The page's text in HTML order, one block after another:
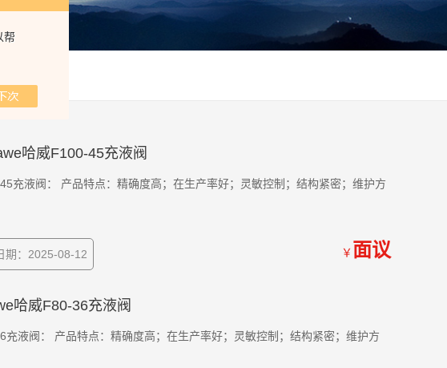
帮
哈威F100-45充液阀
充液阀： 产品特点：精确度高；在生产率好；灵敏控制；结构紧密；维护方
期：2025-08-12 ￥ 面议
哈威F80-36充液阀
充液阀： 产品特点：精确度高；在生产率好；灵敏控制；结构紧密；维护方